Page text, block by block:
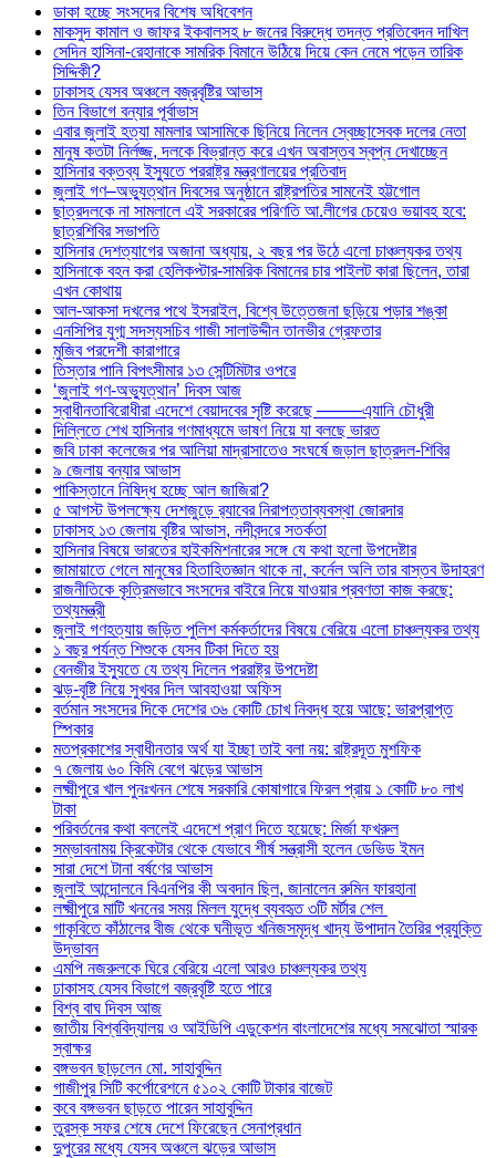
ডাকা হচ্ছে সংসদের বিশেষ অধিবেশন
মাকসুদ কামাল ও জাফর ইকবালসহ ৮ জনের বিরুদ্ধে তদন্ত প্রতিবেদন দাখিল
সেদিন হাসিনা-রেহানাকে সামরিক বিমানে উঠিয়ে দিয়ে কেন নেমে পড়েন তারিক
সিদ্দিকী?
ঢাকাসহ যেসব অঞ্চলে বজ্রবৃষ্টির আভাস
তিন বিভাগে বন্যার পূর্বাভাস
এবার জুলাই হত্যা মামলার আসামিকে ছিনিয়ে নিলেন স্বেচ্ছাসেবক দলের নেতা
মানুষ কতটা নির্লজ্জ, দলকে বিভ্রান্ত করে এখন অবাস্তব স্বপ্ন দেখাচ্ছেন
হাসিনার বক্তব্য ইস্যুতে পররাষ্ট্র মন্ত্রণালয়ের প্রতিবাদ
জুলাই গণ–অভ্যুত্থান দিবসের অনুষ্ঠানে রাষ্ট্রপতির সামনেই হট্টগোল
ছাত্রদলকে না সামলালে এই সরকারের পরিণতি আ.লীগের চেয়েও ভয়াবহ হবে:
ছাত্রশিবির সভাপতি
হাসিনার দেশত্যাগের অজানা অধ্যায়, ২ বছর পর উঠে এলো চাঞ্চল্যকর তথ্য
হাসিনাকে বহন করা হেলিকপ্টার-সামরিক বিমানের চার পাইলট কারা ছিলেন, তারা
এখন কোথায়
আল-আকসা দখলের পথে ইসরাইল, বিশ্বে উত্তেজনা ছড়িয়ে পড়ার শঙ্কা
এনসিপির যুগ্ম সদস্যসচিব গাজী সালাউদ্দীন তানভীর গ্রেফতার
মুজিব পরদেশী কারাগারে
তিস্তার পানি বিপৎসীমার ১৩ সেন্টিমিটার ওপরে
‘জুলাই গণ-অভ্যুত্থান’ দিবস আজ
স্বাধীনতাবিরোধীরা এদেশে বেয়াদবের সৃষ্টি করেছে ——–এ্যানি চৌধুরী
দিল্লিতে শেখ হাসিনার গণমাধ্যমে ভাষণ নিয়ে যা বলছে ভারত
জবি ঢাকা কলেজের পর আলিয়া মাদ্রাসাতেও সংঘর্ষে জড়াল ছাত্রদল-শিবির
৯ জেলায় বন্যার আভাস
পাকিস্তানে নিষিদ্ধ হচ্ছে আল জাজিরা?
৫ আগস্ট উপলক্ষ্যে দেশজুড়ে র‌্যাবের নিরাপত্তাব্যবস্থা জোরদার
ঢাকাসহ ১৩ জেলায় বৃষ্টির আভাস, নদীবন্দরে সতর্কতা
হাসিনার বিষয়ে ভারতের হাইকমিশনারের সঙ্গে যে কথা হলো উপদেষ্টার
জামায়াতে গেলে মানুষের হিতাহিতজ্ঞান থাকে না, কর্নেল অলি তার বাস্তব উদাহরণ
রাজনীতিকে কৃত্রিমভাবে সংসদের বাইরে নিয়ে যাওয়ার প্রবণতা কাজ করছে:
তথ্যমন্ত্রী
জুলাই গণহত্যায় জড়িত পুলিশ কর্মকর্তাদের বিষয়ে বেরিয়ে এলো চাঞ্চল্যকর তথ্য
১ বছর পর্যন্ত শিশুকে যেসব টিকা দিতে হয়
বেনজীর ইস্যুতে যে তথ্য দিলেন পররাষ্ট্র উপদেষ্টা
ঝড়-বৃষ্টি নিয়ে সুখবর দিল আবহাওয়া অফিস
বর্তমান সংসদের দিকে দেশের ৩৬ কোটি চোখ নিবদ্ধ হয়ে আছে: ভারপ্রাপ্ত
স্পিকার
মতপ্রকাশের স্বাধীনতার অর্থ যা ইচ্ছা তাই বলা নয়: রাষ্ট্রদূত মুশফিক
৭ জেলায় ৬০ কিমি বেগে ঝড়ের আভাস
লক্ষ্মীপুরে খাল পুনঃখনন শেষে সরকারি কোষাগারে ফিরল প্রায় ১ কোটি ৮০ লাখ
টাকা
পরিবর্তনের কথা বললেই এদেশে প্রাণ দিতে হয়েছে: মির্জা ফখরুল
সম্ভাবনাময় ক্রিকেটার থেকে যেভাবে শীর্ষ সন্ত্রাসী হলেন ডেভিড ইমন
সারা দেশে টানা বর্ষণের আভাস
জুলাই আন্দোলনে বিএনপির কী অবদান ছিল, জানালেন রুমিন ফারহানা
লক্ষ্মীপুরে মাটি খননের সময় মিলল যুদ্ধে ব্যবহৃত ৩টি মর্টার শেল
গাকৃবিতে কাঁঠালের বীজ থেকে ঘনীভূত খনিজসমৃদ্ধ খাদ্য উপাদান তৈরির প্রযুক্তি
উদ্ভাবন
এমপি নজরুলকে ঘিরে বেরিয়ে এলো আরও চাঞ্চল্যকর তথ্য
ঢাকাসহ যেসব বিভাগে বজ্রবৃষ্টি হতে পারে
বিশ্ব বাঘ দিবস আজ
জাতীয় বিশ্ববিদ্যালয় ও আইডিপি এডুকেশন বাংলাদেশের মধ্যে সমঝোতা স্মারক
স্বাক্ষর
বঙ্গভবন ছাড়লেন মো. সাহাবুদ্দিন
গাজীপুর সিটি কর্পোরেশনে ৫১০২ কোটি টাকার বাজেট
কবে বঙ্গভবন ছাড়তে পারেন সাহাবুদ্দিন
তুরস্ক সফর শেষে দেশে ফিরেছেন সেনাপ্রধান
দুপুরের মধ্যে যেসব অঞ্চলে ঝড়ের আভাস